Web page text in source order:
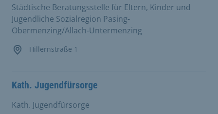
Städtische Beratungsstelle für Eltern, Kinder und
Jugendliche Sozialregion Pasing-
Obermenzing/Allach-Untermenzing
Hillernstraße 1
Kath. Jugendfürsorge
Kath. Jugendfürsorge